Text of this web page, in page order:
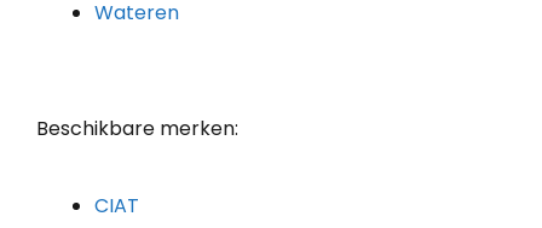
Wateren
Beschikbare merken:
CIAT